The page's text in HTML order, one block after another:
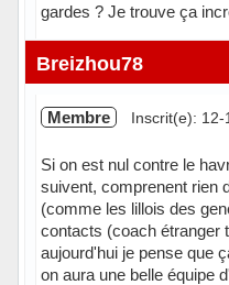
gardes ? Je trouve ça
Hors ligne
Breizhou78
Membre Inscrit(e): 12-
Si on est nul contre le
suivent, comprenent rien
(comme les lillois des
contacts (coach étranger
aujourd'hui je pense que
on aura une belle équipe